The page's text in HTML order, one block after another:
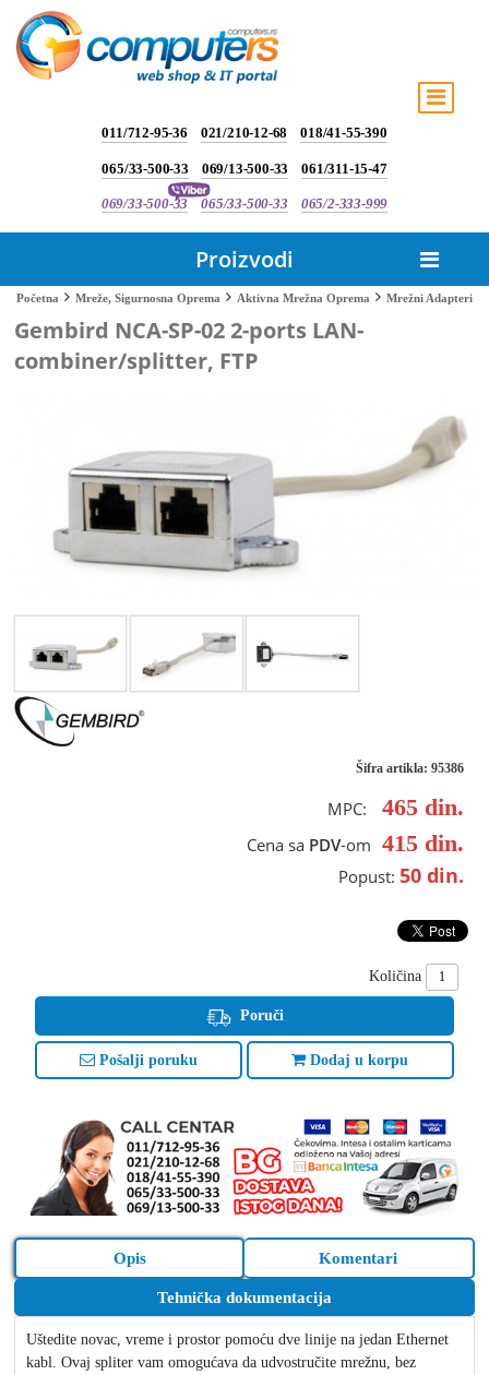
011/712-95-36 021/210-12-68 018/41-55-390
065/33-500-33 069/13-500-33 061/311-15-47
069/33-500-33 065/33-500-33 065/2-333-999
Proizvodi
Početna Mreže, Sigurnosna Oprema Aktivna Mrežna Oprema Mrežni Adapteri
Gembird NCA-SP-02 2-ports LAN-
combiner/splitter, FTP
Šifra artikla: 95386
MPC: 465 din.
Cena sa PDV-om 415 din.
Popust: 50 din.
Količina
Poruči
Pošalji poruku Dodaj u korpu
Opis
Tehnička dokumentacija
Komentari
Uštedite novac, vreme i prostor pomoću dve linije na jedan Ethernet
kabl. Ovaj spliter vam omogućava da udvostručite mrežnu, bez